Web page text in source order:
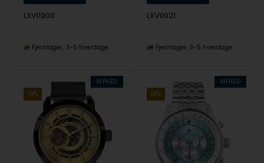
LXVI1900
Fjernlager 3-5 hverdage
LXVI1921
Fjernlager 3-5 hverdage
NYHED
19%
NYHED
19%